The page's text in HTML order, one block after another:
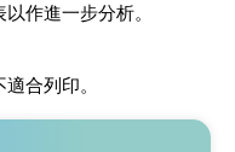
作進一步分析。
合列印。